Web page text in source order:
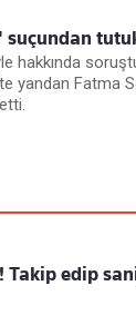
hakkında
yandan Fatma
edip